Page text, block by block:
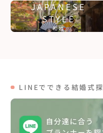
JAPANESE
STYLE
和婚
LINEでできる結婚式